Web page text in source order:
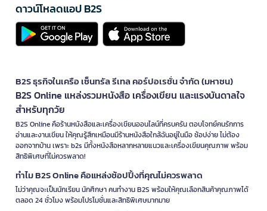
ดาวน์โหลดแอป B2S
B2S ธุรกิจในเครือ เซ็นทรัล รีเทล คอร์ปอเรชั่น จำกัด (มหาชน)
B2S Online แหล่งรวมหนังสือ เครื่องเขียน และแรงบันดาลใจ
สำหรับทุกวัย
B2S Online คือร้านหนังสือและเครื่องเขียนออนไลน์ที่ครบครัน ตอบโจทย์คนรักการ
อ่านและงานเขียน ให้คุณรู้สึกเหมือนมีร้านหนังสือใกล้ฉันอยู่ในมือ ช้อปง่าย ไม่ต้อง
ออกจากบ้าน เพราะ b2s มีทั้งหนังสือหลากหลายแนวและเครื่องเขียนคุณภาพ พร้อม
สิทธิพิเศษที่ไม่ควรพลาด!
ทำไม B2S Online คือแหล่งช้อปปิ้งที่คุณไม่ควรพลาด
ไม่ว่าคุณจะเป็นนักเรียน นักศึกษา คนทำงาน B2S พร้อมให้คุณเลือกสินค้าคุณภาพได้
ตลอด 24 ชั่วโมง พร้อมโปรโมชั่นและสิทธิพิเศษมากมาย